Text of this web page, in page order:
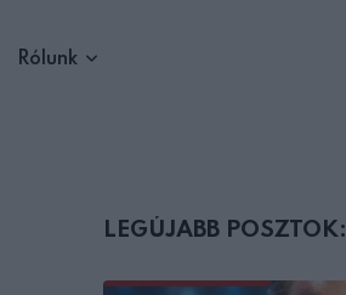
Rólunk
LEGÚJABB POSZTOK: